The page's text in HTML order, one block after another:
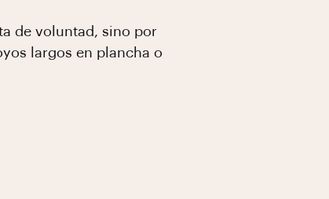
de voluntad, sino por
largos en plancha o